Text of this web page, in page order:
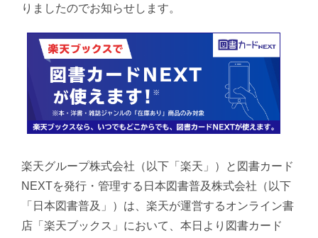
りましたのでお知らせします。
楽天グループ株式会社（以下「楽天」）と図書カード
NEXTを発行・管理する日本図書普及株式会社（以下
「日本図書普及」）は、楽天が運営するオンライン書
店「楽天ブックス」において、本日より図書カード